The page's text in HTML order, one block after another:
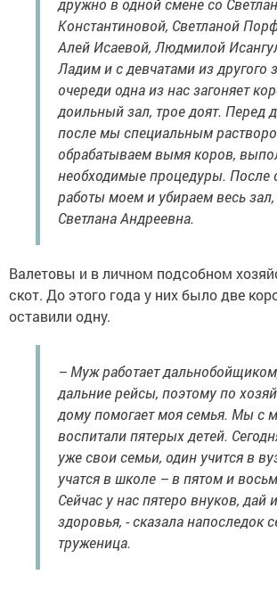
дружно в одной смене со
Константиновой, Светланой
Алей Исаевой, Людмилой
Ладим и с девчатами из другого
очереди одна из нас загоняет
доильный зал, трое доят. Перед
после мы специальным
обрабатываем вымя коров,
необходимые процедуры. После
работы моем и убираем весь зал,
Светлана Андреевна.
Валетовы и в личном подсобном
скот. До этого года у них было две
оставили одну.
– Муж работает
дальние рейсы, поэтому по
дому помогает моя семья. Мы с
воспитали пятерых детей.
уже свои семьи, один учится в
учатся в школе – в пятом и
Сейчас у нас пятеро внуков, дай
здоровья, - сказала напоследок
труженица.